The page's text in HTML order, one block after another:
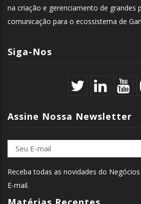
na criação e gerenciamento de grandes
comunicação para o ecossistema de
Siga-Nos
Assine Nossa Newsletter
Receba todas as novidades do
E-mail.